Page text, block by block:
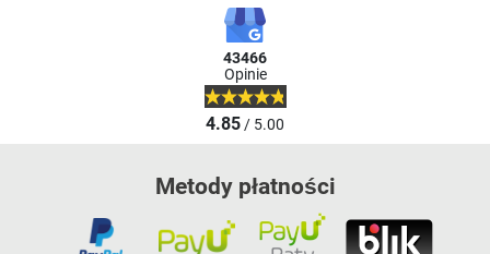
43466
Opinie
4.85/ 5.00
Metody płatności